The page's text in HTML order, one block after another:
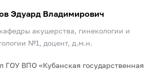
Эдуард Владимирович
акушерства, гинекологии и
№1, доцент, д.м.н.
ГОУ ВПО «Кубанская государственная